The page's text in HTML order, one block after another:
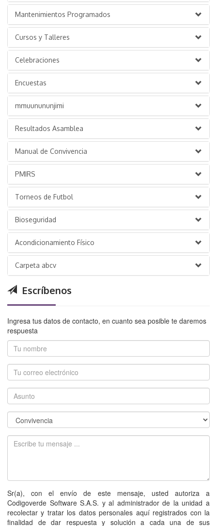
Mantenimientos Programados
Cursos y Talleres
Celebraciones
Encuestas
mmuunununjimi
Resultados Asamblea
Manual de Convivencia
PMIRS
Torneos de Futbol
Bioseguridad
Acondicionamiento Físico
Carpeta abcv
Escríbenos
Ingresa tus datos de contacto, en cuanto sea posible te daremos
respuesta
Sr(a), con el envío de este mensaje, usted autoriza a
Codigoverde Software S.A.S. y al administrador de la unidad a
recolectar y tratar los datos personales aquí registrados con la
finalidad de dar respuesta y solución a cada una de sus